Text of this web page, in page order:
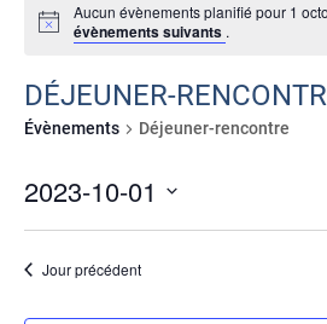
Aucun évènements planifié pour 1
évènements suivants .
DÉJEUNER-
Évènements Déjeuner-rencontre
2023-10-01
date.Jour précédent